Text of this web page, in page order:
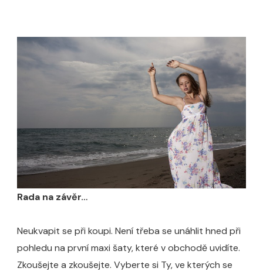
Rada na závěr…
Neukvapit se při koupi. Není třeba se unáhlit hned při
pohledu na první maxi šaty, které v obchodě uvidíte.
Zkoušejte a zkoušejte. Vyberte si Ty, ve kterých se